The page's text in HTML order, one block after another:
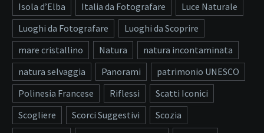
Isola d’Elba
Italia da Fotografare
Luce Naturale
Luoghi da Fotografare
Luoghi da Scoprire
mare cristallino
Natura
natura incontaminata
natura selvaggia
Panorami
patrimonio UNESCO
Polinesia Francese
Riflessi
Scatti Iconici
Scogliere
Scorci Suggestivi
Scozia